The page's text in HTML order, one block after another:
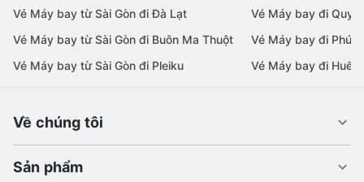
Vé Máy bay từ Sài Gòn đi Đà Lạt
Vé Máy bay từ Sài Gòn đi Buôn Ma Thuột
Vé Máy bay từ Sài Gòn đi Pleiku
Vé Máy bay đi Quy
Vé Máy bay đi Phú
Vé Máy bay đi Huế
Về chúng tôi
Sản phẩm